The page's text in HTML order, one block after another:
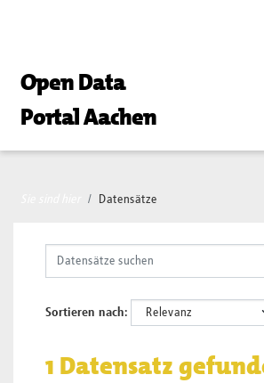
Open Data
Portal Aachen
Datensätze
Sortieren nach
1 Datensatz